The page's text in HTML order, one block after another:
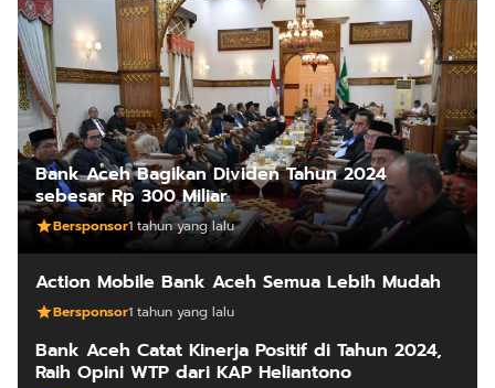
Bank Aceh Bagikan Dividen Tahun 2024
sebesar Rp 300 Miliar
Bersponsor1 tahun yang lalu
Action Mobile Bank Aceh Semua Lebih Mudah
Bersponsor1 tahun yang lalu
Bank Aceh Catat Kinerja Positif di Tahun 2024,
Raih Opini WTP dari KAP Heliantono